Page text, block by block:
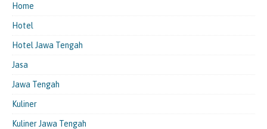
Home
Hotel
Hotel Jawa Tengah
Jasa
Jawa Tengah
Kuliner
Kuliner Jawa Tengah